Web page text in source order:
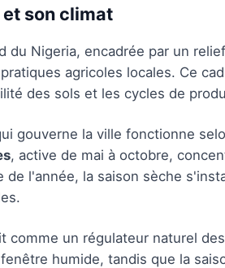
son climat
du Nigeria, encadrée par un
agricoles locales. Ce
des sols et les cycles de
gouverne la ville fonctionne
, active de mai à octobre,
de l'année, la saison sèche
comme un régulateur naturel
humide, tandis que la